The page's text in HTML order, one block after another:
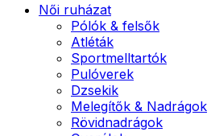
Női ruházat
Pólók & felsők
Atléták
Sportmelltartók
Pulóverek
Dzsekik
Melegítők & Nadrágok
Rövidnadrágok